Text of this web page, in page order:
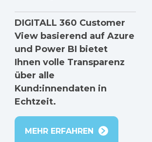
DIGITALL 360 Customer
View basierend auf Azure
und Power BI bietet
Ihnen volle Transparenz
über alle
Kund:innendaten in
Echtzeit.
MEHR ERFAHREN